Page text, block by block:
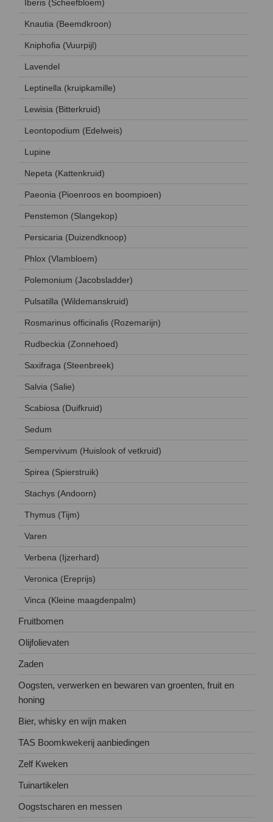
Iberis (Scheefbloem)
Knautia (Beemdkroon)
Kniphofia (Vuurpijl)
Lavendel
Leptinella (kruipkamille)
Lewisia (Bitterkruid)
Leontopodium (Edelweis)
Lupine
Nepeta (Kattenkruid)
Paeonia (Pioenroos en boompioen)
Penstemon (Slangekop)
Persicaria (Duizendknoop)
Phlox (Vlambloem)
Polemonium (Jacobsladder)
Pulsatilla (Wildemanskruid)
Rosmarinus officinalis (Rozemarijn)
Rudbeckia (Zonnehoed)
Saxifraga (Steenbreek)
Salvia (Salie)
Scabiosa (Duifkruid)
Sedum
Sempervivum (Huislook of vetkruid)
Spirea (Spierstruik)
Stachys (Andoorn)
Thymus (Tijm)
Varen
Verbena (Ijzerhard)
Veronica (Ereprijs)
Vinca (Kleine maagdenpalm)
Fruitbomen
Olijfolievaten
Zaden
Oogsten, verwerken en bewaren van groenten, fruit en
honing
Bier, whisky en wijn maken
TAS Boomkwekerij aanbiedingen
Zelf Kweken
Tuinartikelen
Oogstscharen en messen